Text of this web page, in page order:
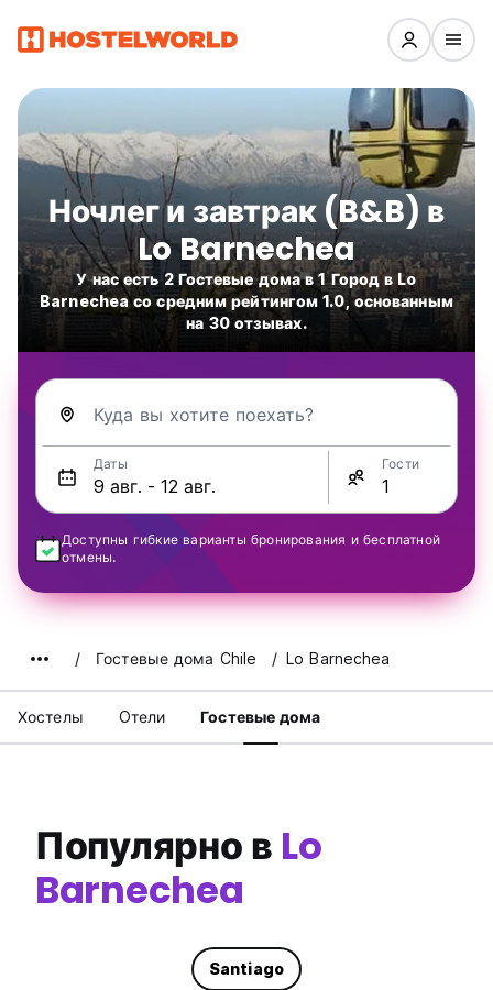
Ночлег и завтрак (B&B) в
Lo Barnechea
У нас есть 2 Гостевые дома в 1 Город в Lo
Barnechea со средним рейтингом 1.0, основанным
на 30 отзывах.
Куда вы хотите поехать?
Даты Гости
Доступны гибкие варианты бронирования и бесплатной
отмены.
Гостевые дома Chile Lo Barnechea
Хостелы Oтели Гостевые дома
Популярно в Lo
Barnechea
Santiago